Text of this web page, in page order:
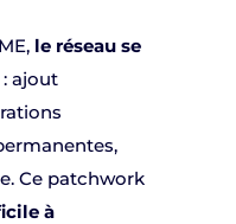
le réseau se
: ajout
Ce patchwork
à